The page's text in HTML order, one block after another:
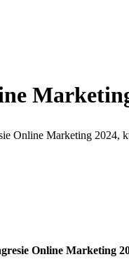
Online Marketing
Online